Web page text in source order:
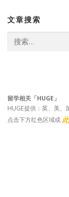
文章搜索
索：
留学相关「HUGE」
HUGE提供：英、美、
点击下方红色区域或